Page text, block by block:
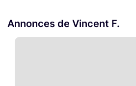
Annonces de Vincent F.